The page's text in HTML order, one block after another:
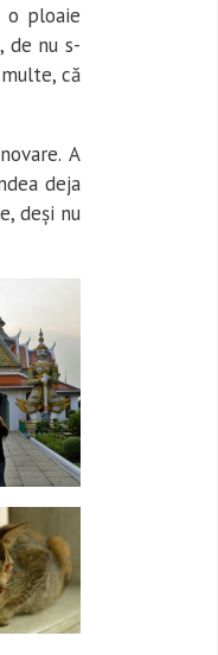
o ploaie
de nu s-
că
A
deja
deși nu